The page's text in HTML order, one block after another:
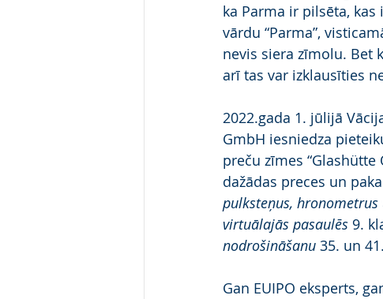
ka Parma ir pilsēta,
vārdu “Parma”,
nevis siera zīmolu. Bet
arī tas var izklausīties
2022.gada 1. jūlijā
GmbH iesniedza
preču zīmes “Glashütte
dažādas preces un
pulksteņus,
virtuālajās pasaulēs 9.
nodrošināšanu 35. un
Gan EUIPO eksperts,